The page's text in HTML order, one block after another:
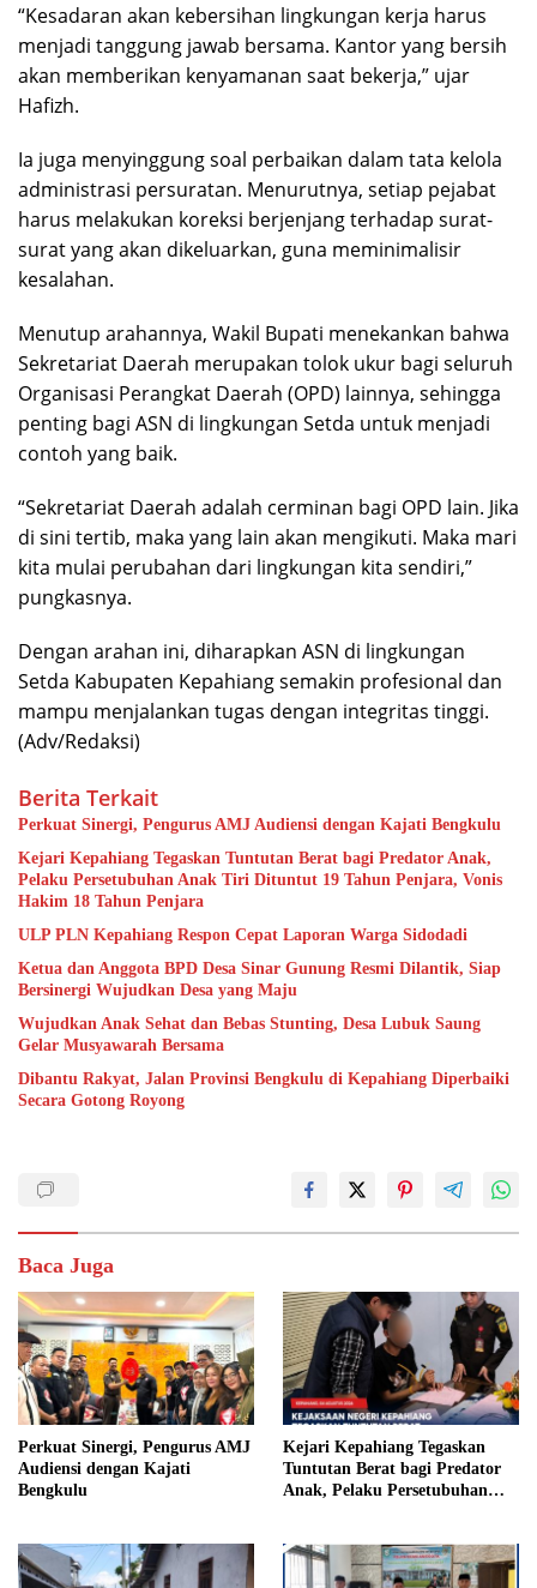
“Kesadaran akan kebersihan lingkungan kerja harus
menjadi tanggung jawab bersama. Kantor yang bersih
akan memberikan kenyamanan saat bekerja,” ujar
Hafizh.
Ia juga menyinggung soal perbaikan dalam tata kelola
administrasi persuratan. Menurutnya, setiap pejabat
harus melakukan koreksi berjenjang terhadap surat-
surat yang akan dikeluarkan, guna meminimalisir
kesalahan.
Menutup arahannya, Wakil Bupati menekankan bahwa
Sekretariat Daerah merupakan tolok ukur bagi seluruh
Organisasi Perangkat Daerah (OPD) lainnya, sehingga
penting bagi ASN di lingkungan Setda untuk menjadi
contoh yang baik.
“Sekretariat Daerah adalah cerminan bagi OPD lain. Jika
di sini tertib, maka yang lain akan mengikuti. Maka mari
kita mulai perubahan dari lingkungan kita sendiri,”
pungkasnya.
Dengan arahan ini, diharapkan ASN di lingkungan
Setda Kabupaten Kepahiang semakin profesional dan
mampu menjalankan tugas dengan integritas tinggi.
(Adv/Redaksi)
Berita Terkait
Perkuat Sinergi, Pengurus AMJ Audiensi dengan Kajati Bengkulu
Kejari Kepahiang Tegaskan Tuntutan Berat bagi Predator Anak,
Pelaku Persetubuhan Anak Tiri Dituntut 19 Tahun Penjara, Vonis
Hakim 18 Tahun Penjara
ULP PLN Kepahiang Respon Cepat Laporan Warga Sidodadi
Ketua dan Anggota BPD Desa Sinar Gunung Resmi Dilantik, Siap
Bersinergi Wujudkan Desa yang Maju
Wujudkan Anak Sehat dan Bebas Stunting, Desa Lubuk Saung
Gelar Musyawarah Bersama
Dibantu Rakyat, Jalan Provinsi Bengkulu di Kepahiang Diperbaiki
Secara Gotong Royong
Baca Juga
Perkuat Sinergi, Pengurus AMJ
Audiensi dengan Kajati
Bengkulu
Kejari Kepahiang Tegaskan
Tuntutan Berat bagi Predator
Anak, Pelaku Persetubuhan
Penjara